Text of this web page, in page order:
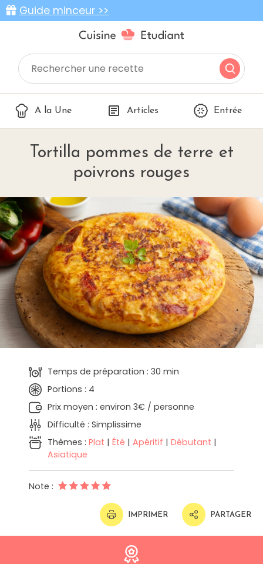
Guide minceur >>
A la Une Articles Entrée
Tortilla pommes de terre et
poivrons rouges
Temps de préparation : 30 min
Portions : 4
Prix moyen : environ 3€ / personne
Difficulté : Simplissime
Thèmes : Plat | Été | Apéritif | Débutant |
Asiatique
Note :
IMPRIMER PARTAGER